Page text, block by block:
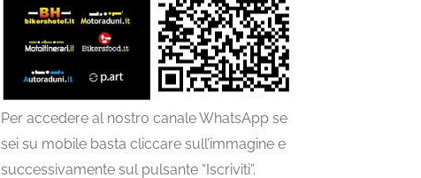
Per accedere al nostro canale WhatsApp se
sei su mobile basta cliccare sull’immagine e
successivamente sul pulsante “Iscriviti”.